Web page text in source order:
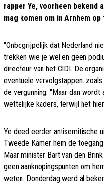
rapper Ye, voorheen bekend
mag komen om in Arnhem
"Onbegrijpelijk dat Nederland
trekken wie je wel en geen
directeur van het CIDI. De
eventuele vervolgstappen,
de vergunning. "Maar dan
wettelijke kaders, terwijl het
Ye deed eerder antisemitische
Tweede Kamer hem de
Maar minister Bart van den
geen aanknopingspunten om
weten. Donderdag werd al